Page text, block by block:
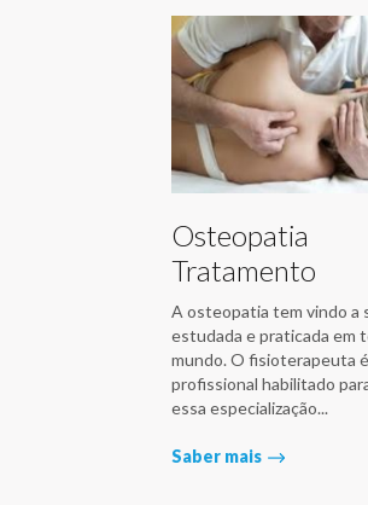
Osteopatia
Tratamento
A osteopatia tem vindo a
estudada e praticada em
mundo. O fisioterapeuta
profissional habilitado
essa especialização...
Saber mais